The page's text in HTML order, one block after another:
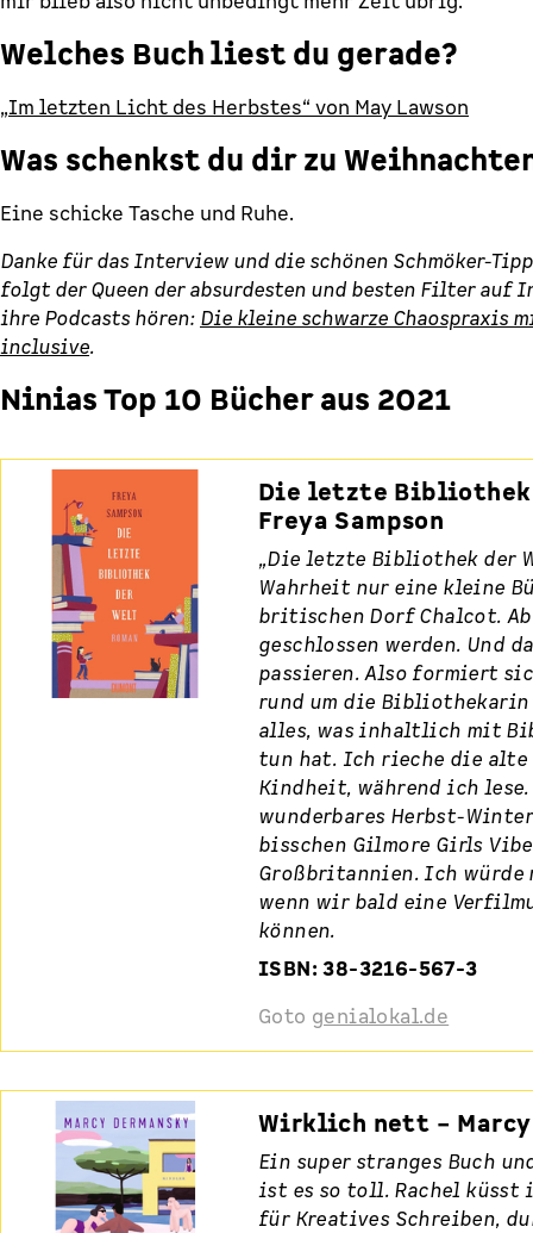
Welches Buch liest du gerade?
„Im letzten Licht des Herbstes“ von May Lawson
Was schenkst du dir zu
Eine schicke Tasche und Ruhe.
Danke für das Interview und die schönen Schmöker-
folgt der Queen der absurdesten und besten Filter auf
ihre Podcasts hören: Die kleine schwarze Chaospraxis
inclusive.
Ninias Top 10 Bücher aus 2021
Die letzte Bibliothek
Freya Sampson
„Die letzte Bibliothek der
Wahrheit nur eine kleine
britischen Dorf Chalcot.
geschlossen werden. Und
passieren. Also formiert
rund um die
alles, was inhaltlich mit
tun hat. Ich rieche die alte
Kindheit, während ich
wunderbares Herbst-
bisschen Gilmore Girls
Großbritannien. Ich würde
wenn wir bald eine
können.
ISBN: 38-3216-567-3
Goto genialokal.de
Wirklich nett – Marcy
Ein super stranges Buch
ist es so toll. Rachel küsst
für Kreatives Schreiben,